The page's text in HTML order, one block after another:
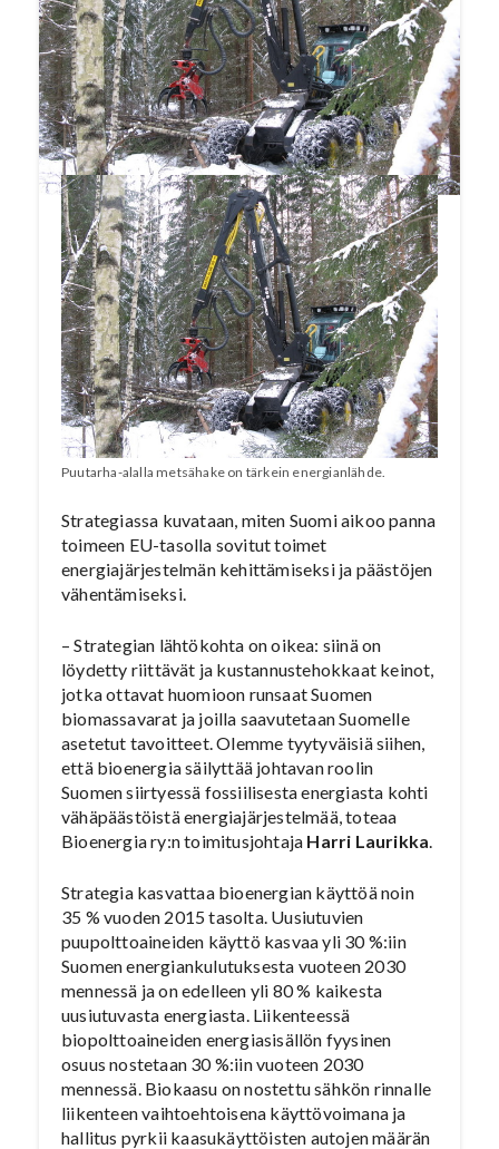
kustannustehokkaat keinot, jotka ottavat
huomioon runsaat biomassavarat ja joilla
saavutetaan Suomelle asetetut tavoitteet.
Bioenergia säilyttää johtavan roolin Suomen
siirtyessä fossiilisesta energiasta kohti
vähäpäästöistä energiajärjestelmää.
Puutarha-alalla metsähake on tärkein energianlähde.
Strategiassa kuvataan, miten Suomi aikoo panna
toimeen EU-tasolla sovitut toimet
energiajärjestelmän kehittämiseksi ja päästöjen
vähentämiseksi.
– Strategian lähtökohta on oikea: siinä on
löydetty riittävät ja kustannustehokkaat keinot,
jotka ottavat huomioon runsaat Suomen
biomassavarat ja joilla saavutetaan Suomelle
asetetut tavoitteet. Olemme tyytyväisiä siihen,
että bioenergia säilyttää johtavan roolin
Suomen siirtyessä fossiilisesta energiasta kohti
vähäpäästöistä energiajärjestelmää, toteaa
Bioenergia ry:n toimitusjohtaja Harri Laurikka
Strategia kasvattaa bioenergian käyttöä noin
35 % vuoden 2015 tasolta. Uusiutuvien
puupolttoaineiden käyttö kasvaa yli 30 %:iin
Suomen energiankulutuksesta vuoteen 2030
mennessä ja on edelleen yli 80 % kaikesta
uusiutuvasta energiasta. Liikenteessä
biopolttoaineiden energiasisällön fyysinen
osuus nostetaan 30 %:iin vuoteen 2030
mennessä. Biokaasu on nostettu sähkön rinnalle
liikenteen vaihtoehtoisena käyttövoimana ja
hallitus pyrkii kaasukäyttöisten autojen määrän